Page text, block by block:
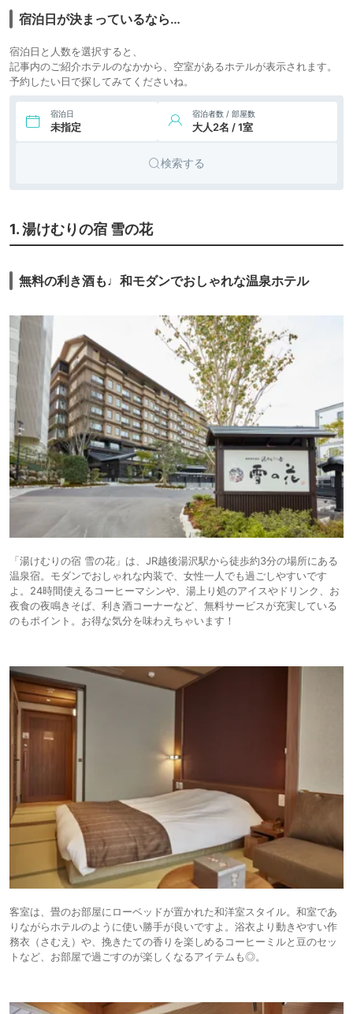
宿泊日が決まっているなら…
宿泊日と人数を選択すると、
記事内のご紹介ホテルのなかから、空室があるホテルが表示されます。
予約したい日で探してみてくださいね。
宿泊日
未指定
宿泊者数 / 部屋数
大人2名 / 1室
検索する
1. 湯けむりの宿 雪の花
無料の利き酒も♩和モダンでおしゃれな温泉ホテル
「湯けむりの宿 雪の花」は、JR越後湯沢駅から徒歩約3分の場所にある
温泉宿。モダンでおしゃれな内装で、女性一人でも過ごしやすいです
よ。24時間使えるコーヒーマシンや、湯上り処のアイスやドリンク、お
夜食の夜鳴きそば、利き酒コーナーなど、無料サービスが充実している
のもポイント。お得な気分を味わえちゃいます！
客室は、畳のお部屋にローベッドが置かれた和洋室スタイル。和室であ
りながらホテルのように使い勝手が良いですよ。浴衣より動きやすい作
務衣（さむえ）や、挽きたての香りを楽しめるコーヒーミルと豆のセッ
トなど、お部屋で過ごすのが楽しくなるアイテムも◎。